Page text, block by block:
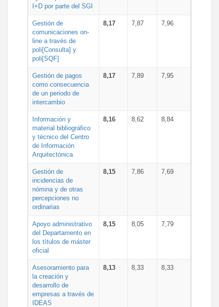
I+D por parte del SGI
Gestión de
comunicaciones on-
line a través de
poli[Consulta] y
poli[SQF]
8,17 7,87 7,96
Gestión de pagos
como consecuencia
de un periodo de
intercambio
8,17 7,89 7,95
Información y
material bibliográfico
y técnico del Centro
de Información
Arquitectónica
8,16 8,62 8,84
Gestión de
incidencias de
nómina y de otras
percepciones no
ordinarias
8,15 7,86 7,69
Apoyo administrativo
del Departamento en
los títulos de máster
oficial
8,15 8,05 7,79
Asesoramiento para
la creación y
desarrollo de
empresas a través de
IDEAS
8,13 8,33 8,33